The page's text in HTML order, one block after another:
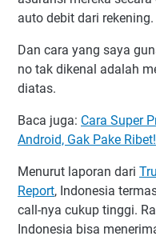
auto debit dari rekening.
Dan cara yang saya
no tak dikenal adalah
diatas.
Baca juga: Cara Super
Android, Gak Pake Ribet!
Menurut laporan dari
Report, Indonesia
call-nya cukup tinggi.
Indonesia bisa